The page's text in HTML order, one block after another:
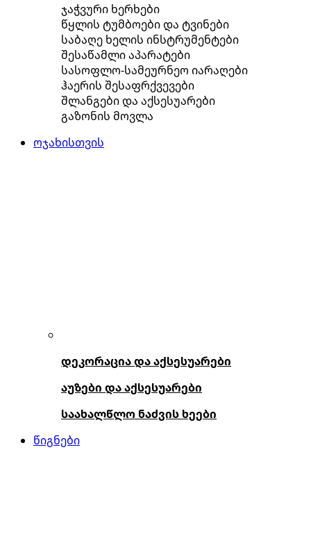
ჯაჭვური ხერხები
წყლის ტუმბოები და ტვინები
საბაღე ხელის ინსტრუმენტები
შესაწამლი აპარატები
სასოფლო-სამეურნეო იარაღები
ჰაერის შესაფრქვევები
შლანგები და აქსესუარები
გაზონის მოვლა
ოჯახისთვის
დეკორაცია და აქსესუარები
აუზები და აქსესუარები
საახალწლო ნაძვის ხეები
წიგნები